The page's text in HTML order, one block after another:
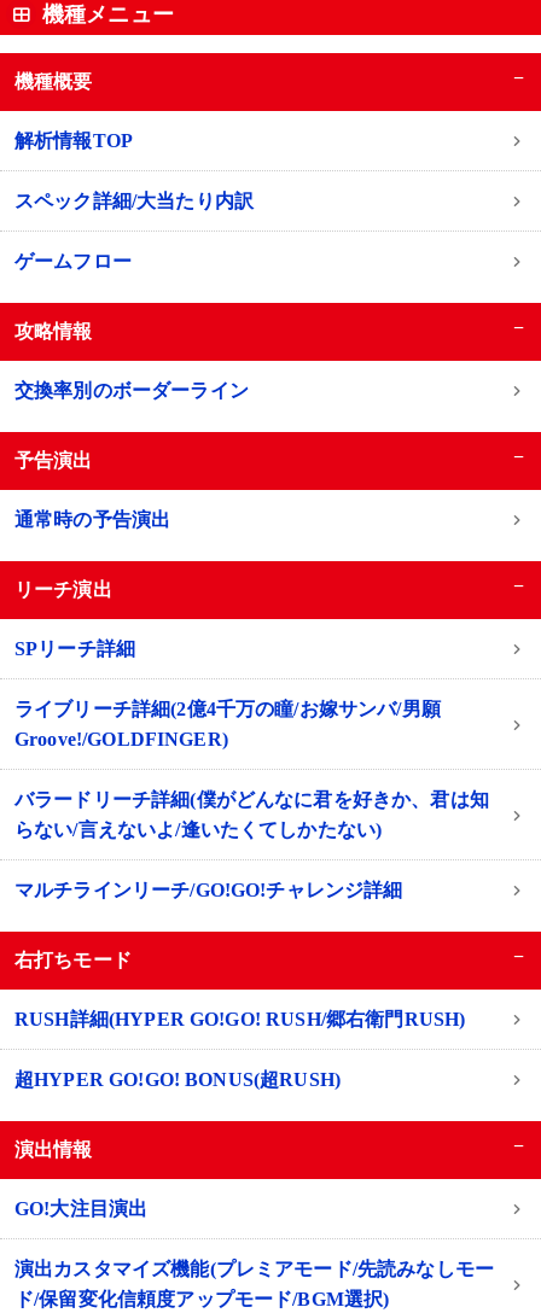
機種メニュー
機種概要 −
解析情報TOP
スペック詳細/大当たり内訳
ゲームフロー
攻略情報 −
交換率別のボーダーライン
予告演出 −
通常時の予告演出
リーチ演出 −
SPリーチ詳細
ライブリーチ詳細(2億4千万の瞳/お嫁サンバ/男願
Groove!/GOLDFINGER)
バラードリーチ詳細(僕がどんなに君を好きか、君は知
らない/言えないよ/逢いたくてしかたない)
マルチラインリーチ/GO!GO!チャレンジ詳細
右打ちモード −
RUSH詳細(HYPER GO!GO! RUSH/郷右衛門RUSH)
超HYPER GO!GO! BONUS(超RUSH)
演出情報 −
GO!大注目演出
演出カスタマイズ機能(プレミアモード/先読みなしモー
ド/保留変化信頼度アップモード/BGM選択)